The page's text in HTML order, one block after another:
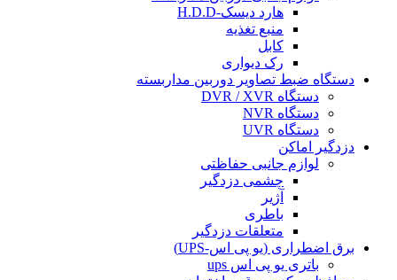
هارد دیسک-H.D.D
منبع تغذیه
کابل
رک دیواری
دستگاه ضبط تصاویر دوربین مداربسته
دستگاه DVR / XVR
دستگاه NVR
دستگاه UVR
دزدگیر اماکن
لوازم جانبی حفاظتی
چشمی دزدگیر
آژیر
باطری
متعلقات دزدگیر
برق اضطراری (یو پی اس-UPS)
باتری یو پی اس ups